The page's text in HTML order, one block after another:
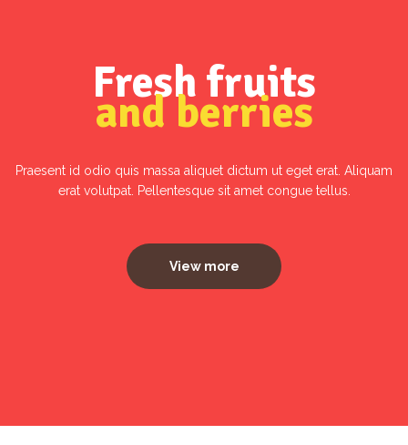
Fresh fruits
and berries
Praesent id odio quis massa aliquet dictum ut eget erat. Aliquam
erat volutpat. Pellentesque sit amet congue tellus.
View more